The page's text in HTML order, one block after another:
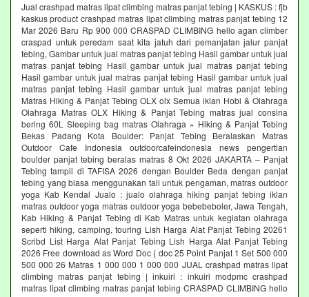
Jual crashpad matras lipat climbing matras panjat tebing | KASKUS : fjb
kaskus product crashpad matras lipat climbing matras panjat tebing 12
Mar 2026 Baru Rp 900 000 CRASPAD CLIMBING hello agan climber
craspad untuk peredam saat kita jatuh dari pemanjatan jalur panjat
tebing, Gambar untuk jual matras panjat tebing Hasil gambar untuk jual
matras panjat tebing Hasil gambar untuk jual matras panjat tebing
Hasil gambar untuk jual matras panjat tebing Hasil gambar untuk jual
matras panjat tebing Hasil gambar untuk jual matras panjat tebing
Matras Hiking & Panjat Tebing OLX olx Semua iklan Hobi & Olahraga
Olahraga Matras OLX Hiking & Panjat Tebing matras jual consina
bering 60L Sleeping bag matras Olahraga » Hiking & Panjat Tebing
Bekas Padang Kota Boulder: Panjat Tebing Beralaskan Matras
Outdoor Cafe Indonesia outdoorcafeindonesia news pengertian
boulder panjat tebing beralas matras 8 Okt 2026 JAKARTA – Panjat
Tebing tampil di TAFISA 2026 dengan Boulder Beda dengan panjat
tebing yang biasa menggunakan tali untuk pengaman, matras outdoor
yoga Kab Kendal Jualo : jualo olahraga hiking panjat tebing iklan
matras outdoor yoga matras outdoor yoga bebebeboler, Jawa Tengah,
Kab Hiking & Panjat Tebing di Kab Matras untuk kegiatan olahraga
seperti hiking, camping, touring Lish Harga Alat Panjat Tebing 20261
Scribd List Harga Alat Panjat Tebing Lish Harga Alat Panjat Tebing
2026 Free download as Word Doc ( doc 25 Point Panjat 1 Set 500 000
500 000 26 Matras 1 000 000 1 000 000 JUAL crashpad matras lipat
climbing matras panjat tebing | inkuiri : inkuiri modpmc crashpad
matras lipat climbing matras panjat tebing CRASPAD CLIMBING hello